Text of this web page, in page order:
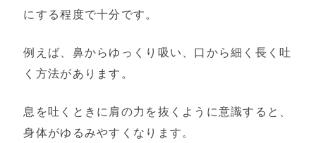
にする程度で十分です。
例えば、鼻からゆっくり吸い、口から細く長く吐
く方法があります。
息を吐くときに肩の力を抜くように意識すると、
身体がゆるみやすくなります。